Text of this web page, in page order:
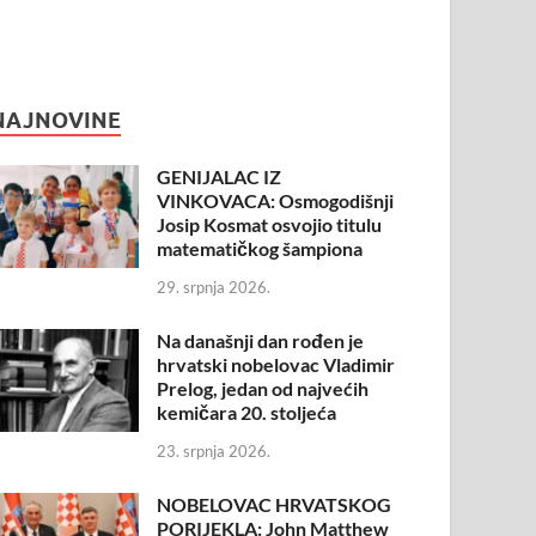
GENIJALAC IZ
VINKOVACA: Osmogodišnji
Josip Kosmat osvojio titulu
matematičkog šampiona
29. srpnja 2026.
Na današnji dan rođen je
hrvatski nobelovac Vladimir
Prelog, jedan od najvećih
kemičara 20. stoljeća
23. srpnja 2026.
NOBELOVAC HRVATSKOG
PORIJEKLA: John Matthew